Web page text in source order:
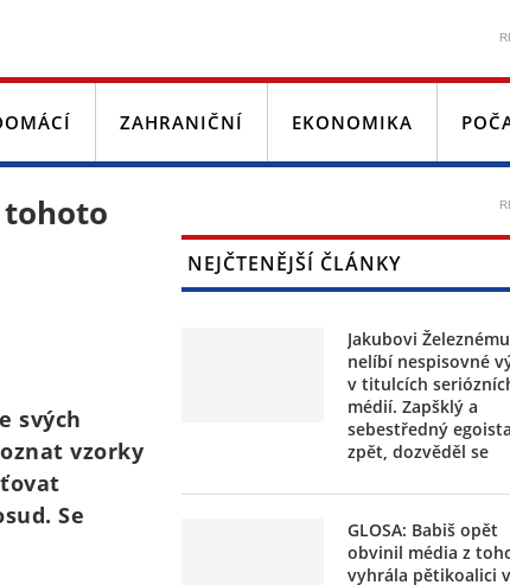
ZAHRANIČNÍ EKONOMIKA
svých
vzorky
Se
NEJČTENĚJŠÍ ČLÁNKY
Jakubovi
nelíbí nespisovné
v titulcích
médií. Zapšklý a
sebestředný
zpět, dozvěděl se
GLOSA: Babiš opět
obvinil média z
vyhrála pětikoalici